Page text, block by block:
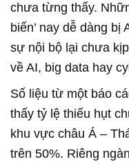
chưa từng thấy.
biến’ nay dễ dàng bị
sự nội bộ lại chưa
về AI, big data hay
Số liệu từ một báo
thấy tỷ lệ thiếu hụt
khu vực châu Á –
trên 50%. Riêng